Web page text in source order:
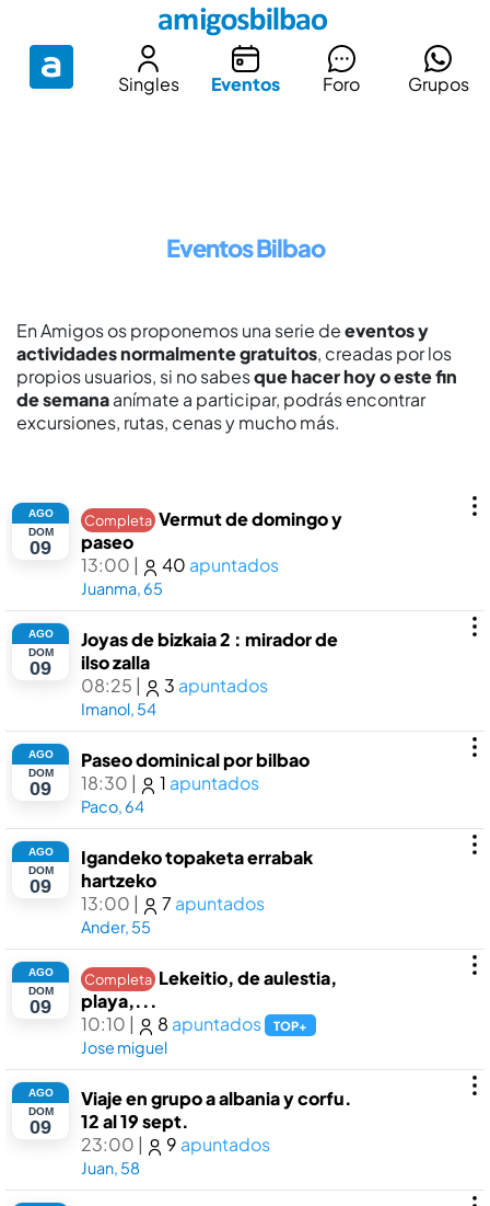
Singles Eventos Foro Grupos
Eventos Bilbao
En Amigos os proponemos una serie deeventos y
actividades normalmente gratuitos, creadas por los
propios usuarios, si no sabesque hacer hoy o este fin
de semanaanímate a participar, podrás encontrar
excursiones, rutas, cenas y mucho más.
AGO
DOM
09
Completa Vermut de domingo y
paseo
13:00 | 40 apuntados
Juanma, 65
AGO
DOM
09
Joyas de bizkaia 2 : mirador de
ilso zalla
08:25 | 3 apuntados
Imanol, 54
AGO
DOM
09
Paseo dominical por bilbao
18:30 | 1 apuntados
Paco, 64
AGO
DOM
09
Igandeko topaketa errabak
hartzeko
13:00 | 7 apuntados
Ander, 55
AGO
DOM
09
Completa Lekeitio, de aulestia,
playa,...
10:10 | 8 apuntados TOP+
Jose miguel
AGO
DOM
09
Viaje en grupo a albania y corfu.
12 al 19 sept.
23:00 | 9 apuntados
Juan, 58